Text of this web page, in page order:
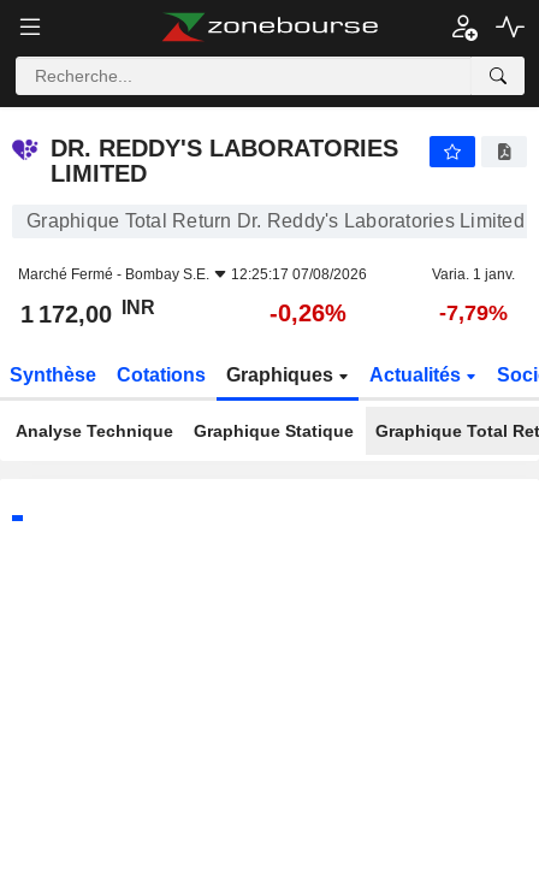
DR. REDDY'S LABORATORIES
LIMITED
Graphique Total Return Dr. Reddy's Laboratories Limited
Marché Fermé - Bombay S.E. 12:25:17 07/08/2026 Varia. 1 janv.
1 172,00 INR -0,26% -7,79%
Synthèse Cotations Graphiques Actualités
Analyse Technique Graphique Statique Graphique Total